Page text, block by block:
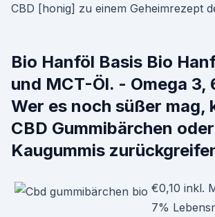
CBD [honig] zu einem Geheimrezept
Bio Hanföl Basis Bio
und MCT-Öl. - Omega 3,
Wer es noch süßer mag,
CBD Gummibärchen oder
Kaugummis
€0,10 inkl.
7%